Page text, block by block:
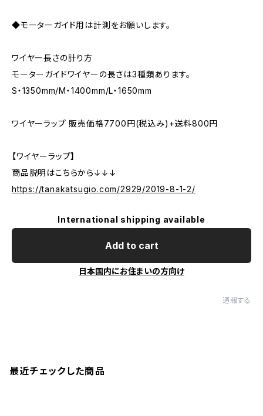
◆モーターガイド用は計測をお願いします。
ワイヤー長さの計り方
モーターガイドワイヤーの長さは3種類あります。
S・1350mm/M・1400mm/L・1650mm
ワイヤーラップ 販売価格7700円(税込み)+送料800円
【ワイヤーラップ】
商品説明はこちらから↓↓↓
https://tanakatsugio.com/2929/2019-8-1-2/
International shipping available
Add to cart
日本国内にお住まいの方向け
通報する
最近チェックした商品